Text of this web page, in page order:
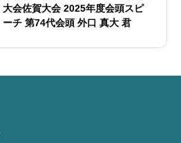
大会佐賀大会 2025年度会頭スピ
ーチ 第74代会頭 外口 真大 君